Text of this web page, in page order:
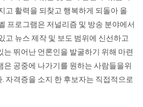
고 활력을 되찾고 행복하게 되돌아 올
프로그램은 저널리즘 및 방송 분야에서
고 뉴스 제작 및 보도 범위에 신선하고
는 뛰어난 언론인을 발굴하기 위해 마련
은 공중에 나가기를 원하는 사람들을위
자격증을 소지 한 후보자는 직접적으로